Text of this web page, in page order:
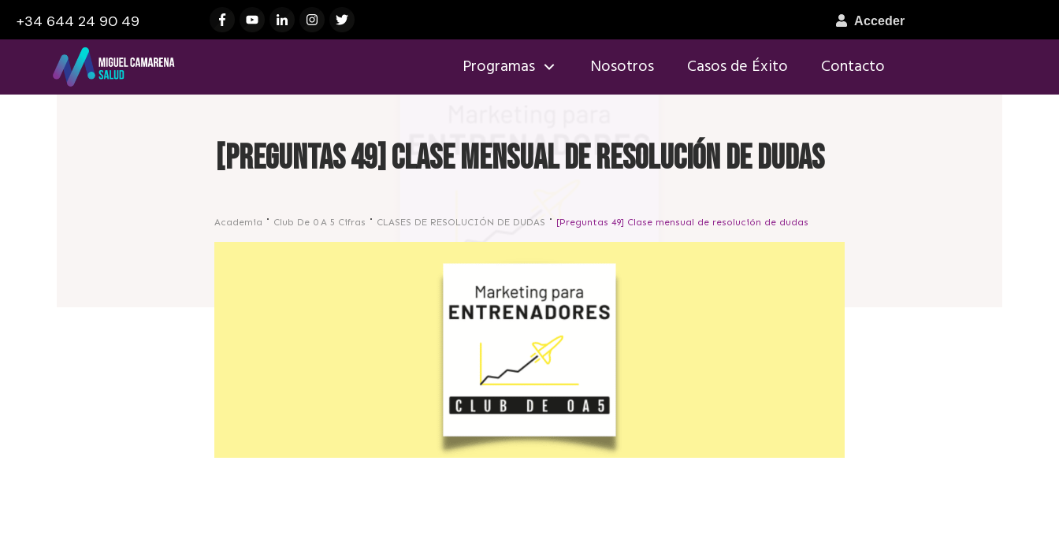
+34 644 24 90 49 Acceder
Programas Nosotros Casos de Éxito Contacto
[Preguntas 49] Clase mensual de resolución de dudas
Academia Club De 0 A 5 Cifras CLASES DE RESOLUCIÓN DE DUDAS [Preguntas 49] Clase mensual de resolución de dudas